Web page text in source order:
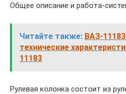
Общее описание и работа-
Читайте также: ВАЗ-
технические
11183
Рулевая колонка состоит из